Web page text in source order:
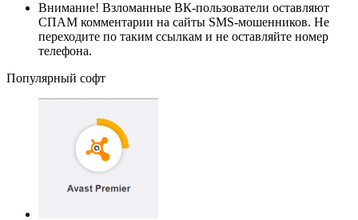
Внимание! Взломанные ВК-пользователи оставляют
СПАМ комментарии на сайты SMS-мошенников. Не
переходите по таким ссылкам и не оставляйте номер
телефона.
Популярный софт